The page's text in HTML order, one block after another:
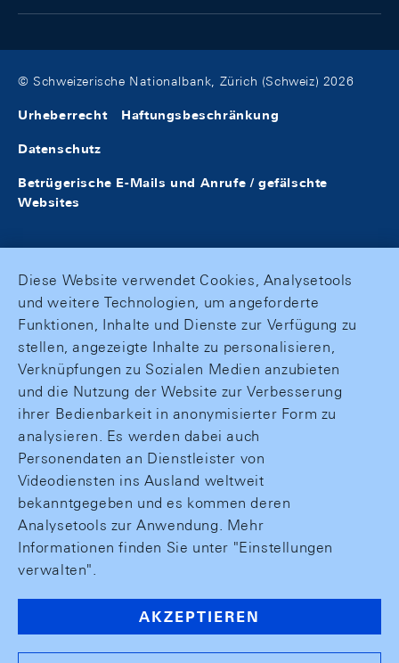
© Schweizerische Nationalbank, Zürich (Schweiz) 2026
Urheberrecht Haftungsbeschränkung
Datenschutz
Betrügerische E-Mails und Anrufe / gefälschte
Websites
Diese Website verwendet Cookies, Analysetools
und weitere Technologien, um angeforderte
Funktionen, Inhalte und Dienste zur Verfügung zu
stellen, angezeigte Inhalte zu personalisieren,
Verknüpfungen zu Sozialen Medien anzubieten
und die Nutzung der Website zur Verbesserung
ihrer Bedienbarkeit in anonymisierter Form zu
analysieren. Es werden dabei auch
Personendaten an Dienstleister von
Videodiensten ins Ausland weltweit
bekanntgegeben und es kommen deren
Analysetools zur Anwendung. Mehr
Informationen finden Sie unter "Einstellungen
verwalten".
AKZEPTIEREN